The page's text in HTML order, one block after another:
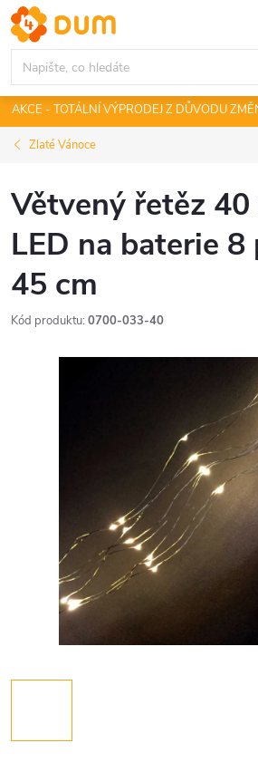
Přejít
na
obsah
AKCE - TOTÁLNÍ VÝPRODEJ Z DŮVODU
Zlaté Vánoce
Větvený řetěz
LED na baterie 8
45 cm
Kód produktu: 0700-033-40